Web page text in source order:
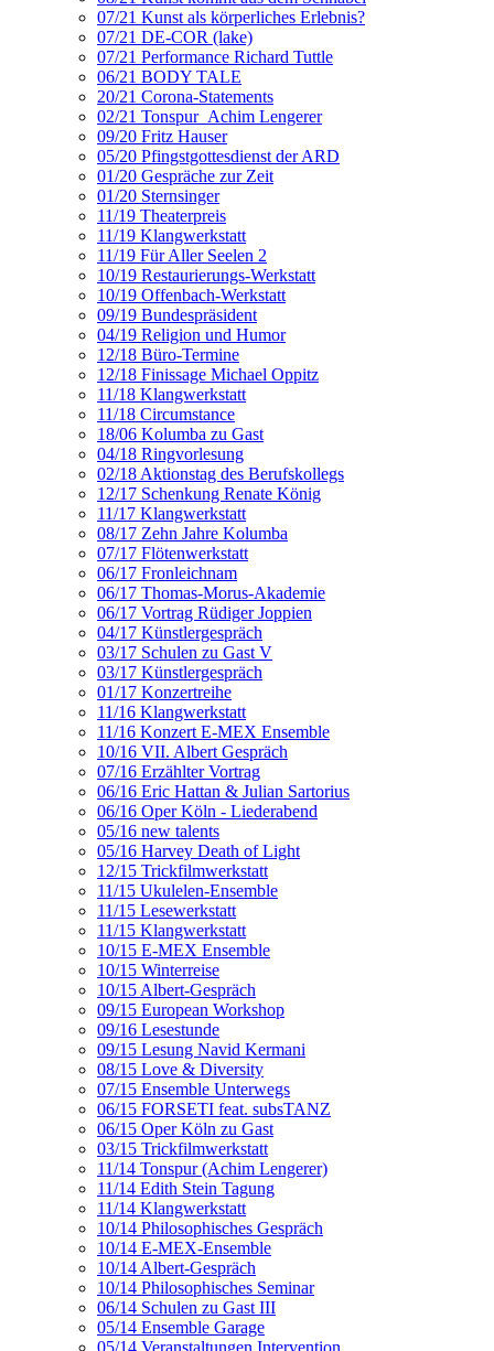
07/21 Kunst als körperliches Erlebnis?
07/21 DE-COR (lake)
07/21 Performance Richard Tuttle
06/21 BODY TALE
20/21 Corona-Statements
02/21 Tonspur_Achim Lengerer
09/20 Fritz Hauser
05/20 Pfingstgottesdienst der ARD
01/20 Gespräche zur Zeit
01/20 Sternsinger
11/19 Theaterpreis
11/19 Klangwerkstatt
11/19 Für Aller Seelen 2
10/19 Restaurierungs-Werkstatt
10/19 Offenbach-Werkstatt
09/19 Bundespräsident
04/19 Religion und Humor
12/18 Büro-Termine
12/18 Finissage Michael Oppitz
11/18 Klangwerkstatt
11/18 Circumstance
18/06 Kolumba zu Gast
04/18 Ringvorlesung
02/18 Aktionstag des Berufskollegs
12/17 Schenkung Renate König
11/17 Klangwerkstatt
08/17 Zehn Jahre Kolumba
07/17 Flötenwerkstatt
06/17 Fronleichnam
06/17 Thomas-Morus-Akademie
06/17 Vortrag Rüdiger Joppien
04/17 Künstlergespräch
03/17 Schulen zu Gast V
03/17 Künstlergespräch
01/17 Konzertreihe
11/16 Klangwerkstatt
11/16 Konzert E-MEX Ensemble
10/16 VII. Albert Gespräch
07/16 Erzählter Vortrag
06/16 Eric Hattan & Julian Sartorius
06/16 Oper Köln - Liederabend
05/16 new talents
05/16 Harvey Death of Light
12/15 Trickfilmwerkstatt
11/15 Ukulelen-Ensemble
11/15 Lesewerkstatt
11/15 Klangwerkstatt
10/15 E-MEX Ensemble
10/15 Winterreise
10/15 Albert-Gespräch
09/15 European Workshop
09/16 Lesestunde
09/15 Lesung Navid Kermani
08/15 Love & Diversity
07/15 Ensemble Unterwegs
06/15 FORSETI feat. subsTANZ
06/15 Oper Köln zu Gast
03/15 Trickfilmwerkstatt
11/14 Tonspur (Achim Lengerer)
11/14 Edith Stein Tagung
11/14 Klangwerkstatt
10/14 Philosophisches Gespräch
10/14 E-MEX-Ensemble
10/14 Albert-Gespräch
10/14 Philosophisches Seminar
06/14 Schulen zu Gast III
05/14 Ensemble Garage
05/14 Veranstaltungen Intervention